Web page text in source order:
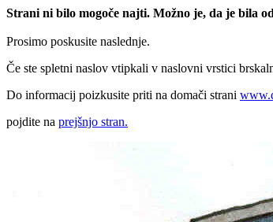
Strani ni bilo mogoče najti. Možno je, da je bila
Prosimo poskusite naslednje.
Če ste spletni naslov vtipkali v naslovni vrstici
Do informacij poizkusite priti na domači strani
pojdite na prejšnjo stran.